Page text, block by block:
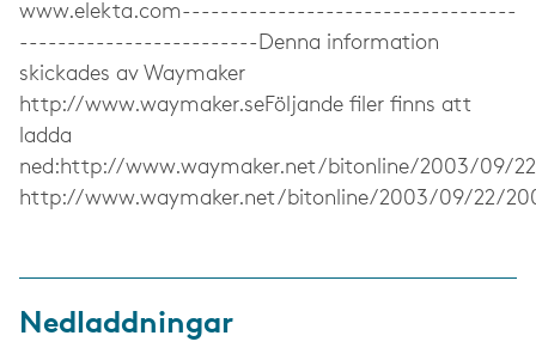
www.elekta.com-----------------------------------
-------------------------Denna information
skickades av Waymaker
http://www.waymaker.seFöljande filer finns att
ladda
ned:http://www.waymaker.net/bitonline/2003/09/
http://www.waymaker.net/bitonline/2003/09/22/
Nedladdningar